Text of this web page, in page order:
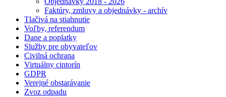
Faktúry, zmluvy a objednávky - archív
Tlačivá na stiahnutie
Voľby, referendum
Dane a poplatky
Služby pre obyvateľov
Civilná ochrana
Virtuálny cintorín
GDPR
Verejné obstarávanie
Zvoz odpadu